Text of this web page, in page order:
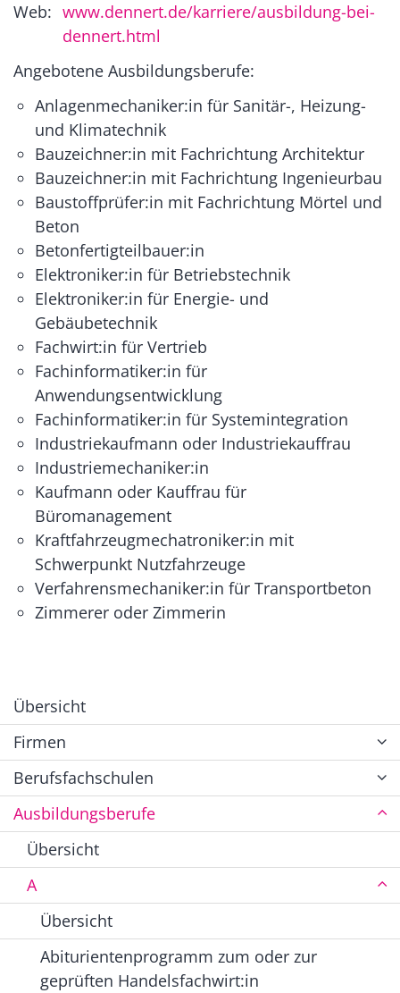
Web: www.dennert.de/karriere/ausbildung-bei-
dennert.html
Angebotene Ausbildungsberufe:
Anlagenmechaniker:in für Sanitär-, Heizung-
und Klimatechnik
Bauzeichner:in mit Fachrichtung Architektur
Bauzeichner:in mit Fachrichtung Ingenieurbau
Baustoffprüfer:in mit Fachrichtung Mörtel und
Beton
Betonfertigteilbauer:in
Elektroniker:in für Betriebstechnik
Elektroniker:in für Energie- und
Gebäubetechnik
Fachwirt:in für Vertrieb
Fachinformatiker:in für
Anwendungsentwicklung
Fachinformatiker:in für Systemintegration
Industriekaufmann oder Industriekauffrau
Industriemechaniker:in
Kaufmann oder Kauffrau für
Büromanagement
Kraftfahrzeugmechatroniker:in mit
Schwerpunkt Nutzfahrzeuge
Verfahrensmechaniker:in für Transportbeton
Zimmerer oder Zimmerin
Übersicht
Firmen
Berufsfachschulen
Ausbildungsberufe
Übersicht
A
Übersicht
Abiturientenprogramm zum oder zur
geprüften Handelsfachwirt:in